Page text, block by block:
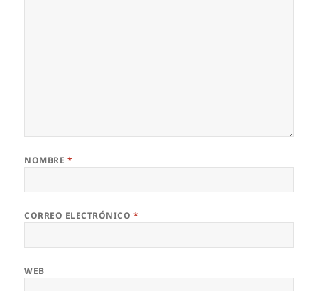
NOMBRE *
CORREO ELECTRÓNICO *
WEB